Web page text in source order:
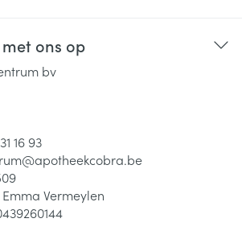
ons op
bv
16 93
apotheekcobra.be
Emma Vermeylen